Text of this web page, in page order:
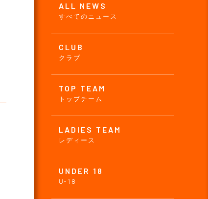
ALL NEWS
すべてのニュース
CLUB
クラブ
TOP TEAM
トップチーム
LADIES TEAM
レディース
UNDER 18
U-18